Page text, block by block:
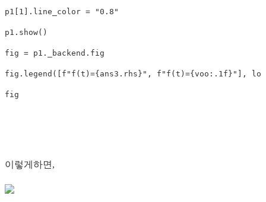
p1 1 ]. line_color = "0.8"
p1 . show()
fig = p1 . _backend . fig
fig . legend ([ f "f(t)={ ans3 . rhs } " , f "f(t)={ voo :. 1f } " ], loc
fig
이렇게하면,